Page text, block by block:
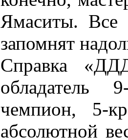
Ямаситы. Все
запомнят
Справка
обладатель
чемпион, 5-
абсолютной